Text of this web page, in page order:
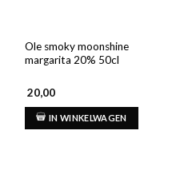
Ole smoky moonshine
margarita 20% 50cl
20,00
IN WINKELWAGEN